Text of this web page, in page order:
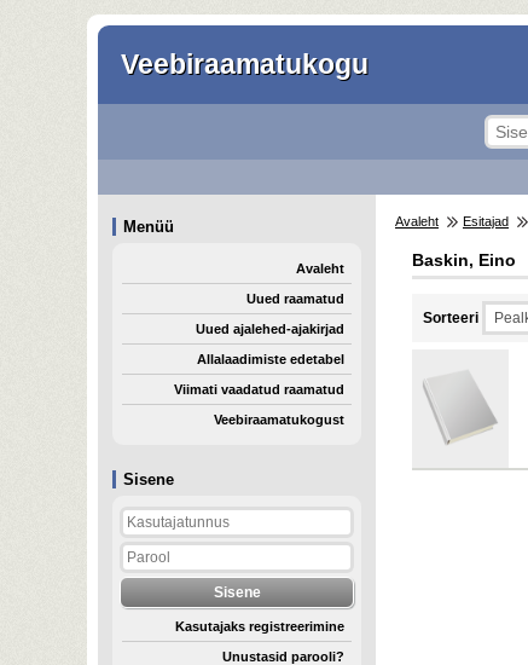
Veebiraamatukogu
Sisene
Kasutajaks registreerimine
Unustasid parooli?
Menüü
Avaleht
Uued raamatud
Uued ajalehed-ajakirjad
Allalaadimiste edetabel
Viimati vaadatud raamatud
Veebiraamatukogust
Avaleht Esitajad
Baskin, Eino
Sorteeri